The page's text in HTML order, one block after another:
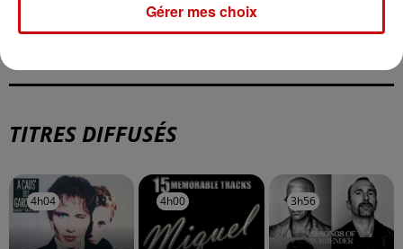
TITRES DIFFUSÉS
4h04
4h04 4h00
4h00 3h56
3h56
Gérer mes choix